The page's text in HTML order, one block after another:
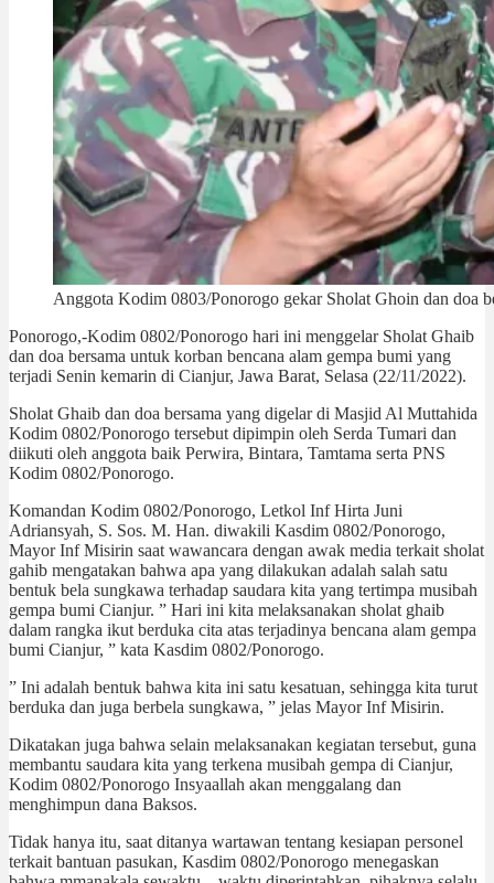
Anggota Kodim 0803/Ponorogo gekar Sholat Ghoin dan doa
Ponorogo,-Kodim 0802/Ponorogo hari ini menggelar Sholat Ghaib
dan doa bersama untuk korban bencana alam gempa bumi yang
terjadi Senin kemarin di Cianjur, Jawa Barat, Selasa (22/11/2022).
Sholat Ghaib dan doa bersama yang digelar di Masjid Al Muttahida
Kodim 0802/Ponorogo tersebut dipimpin oleh Serda Tumari dan
diikuti oleh anggota baik Perwira, Bintara, Tamtama serta PNS
Kodim 0802/Ponorogo.
Komandan Kodim 0802/Ponorogo, Letkol Inf Hirta Juni
Adriansyah, S. Sos. M. Han. diwakili Kasdim 0802/Ponorogo,
Mayor Inf Misirin saat wawancara dengan awak media terkait sholat
gahib mengatakan bahwa apa yang dilakukan adalah salah satu
bentuk bela sungkawa terhadap saudara kita yang tertimpa musibah
gempa bumi Cianjur. ” Hari ini kita melaksanakan sholat ghaib
dalam rangka ikut berduka cita atas terjadinya bencana alam gempa
bumi Cianjur, ” kata Kasdim 0802/Ponorogo.
” Ini adalah bentuk bahwa kita ini satu kesatuan, sehingga kita turut
berduka dan juga berbela sungkawa, ” jelas Mayor Inf Misirin.
Dikatakan juga bahwa selain melaksanakan kegiatan tersebut, guna
membantu saudara kita yang terkena musibah gempa di Cianjur,
Kodim 0802/Ponorogo Insyaallah akan menggalang dan
menghimpun dana Baksos.
Tidak hanya itu, saat ditanya wartawan tentang kesiapan personel
terkait bantuan pasukan, Kasdim 0802/Ponorogo menegaskan